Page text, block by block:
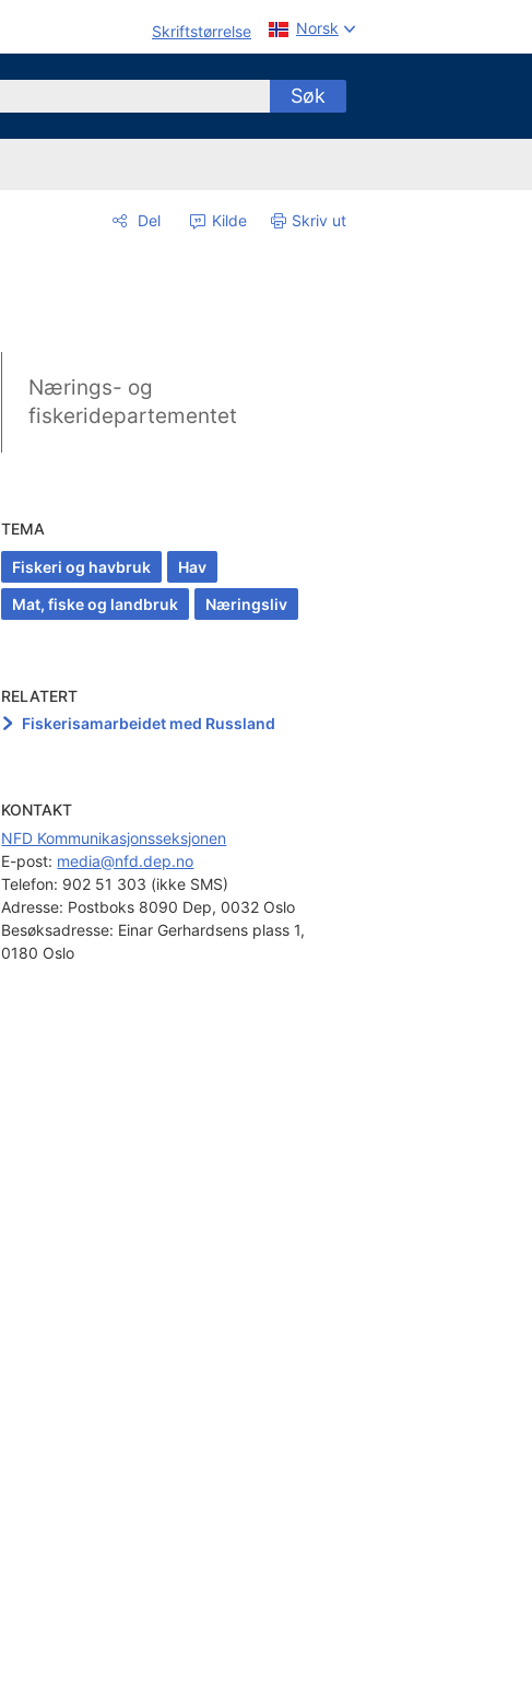
Skriftstørrelse Norsk
Søk
Del Kilde Skriv ut
Nærings- og
fiskeridepartementet
TEMA
Fiskeri og havbruk
Hav
Mat, fiske og landbruk
Næringsliv
RELATERT
Fiskerisamarbeidet med Russland
KONTAKT
NFD Kommunikasjonsseksjonen
E-post: media@nfd.dep.no
Telefon: 902 51 303 (ikke SMS)
Adresse: Postboks 8090 Dep, 0032 Oslo
Besøksadresse: Einar Gerhardsens plass 1,
0180 Oslo